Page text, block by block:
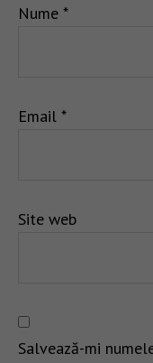
Nume *
Email *
Site web
Salvează-mi